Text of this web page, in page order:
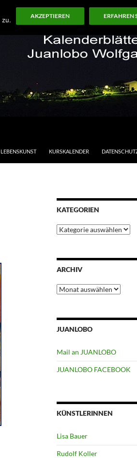
KURSKALENDER
KATEGORIEN
Kategorien
ARCHIV
Archiv
JUANLOBO
Mail an JUANLOBO
JUANLOBO FACEBOOK
KÜNSTLERINNEN
Lisa Bauer
Rudolf Koller
zu.
AKZEPTIEREN ERFAHREN